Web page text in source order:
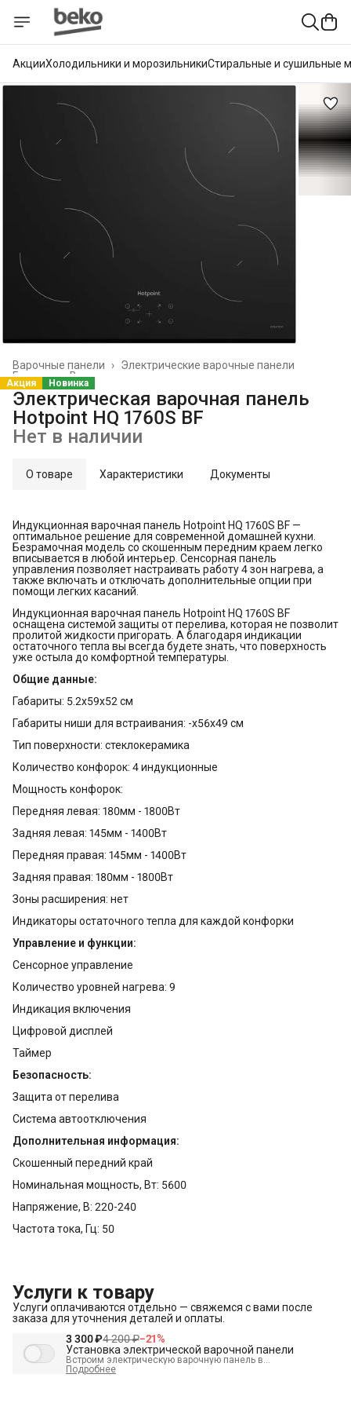
АкцииХолодильники и морозильникиСтиральные и сушильные
Электрические варочные панели
Варочные панели
›
Встраиваемая техника
Главная ›
Акция Новинка
Электрическая варочная панель
Hotpoint HQ 1760S BF
Нет в наличии
О товаре Характеристики Документы
Индукционная варочная панель Hotpoint HQ 1760S BF —
оптимальное решение для современной домашней кухни.
Безрамочная модель со скошенным передним краем легко
вписывается в любой интерьер. Сенсорная панель
управления позволяет настраивать работу 4 зон нагрева, а
также включать и отключать дополнительные опции при
помощи легких касаний.
Индукционная варочная панель Hotpoint HQ 1760S BF
оснащена системой защиты от перелива, которая не позволит
пролитой жидкости пригорать. А благодаря индикации
остаточного тепла вы всегда будете знать, что поверхность
уже остыла до комфортной температуры.
Общие данные:
Габариты: 5.2x59x52 см
Габариты ниши для встраивания: -x56x49 см
Тип поверхности: стеклокерамика
Количество конфорок: 4 индукционные
Мощность конфорок:
Передняя левая: 180мм - 1800Вт
Задняя левая: 145мм - 1400Вт
Передняя правая: 145мм - 1400Вт
Задняя правая: 180мм - 1800Вт
Зоны расширения: нет
Индикаторы остаточного тепла для каждой конфорки
Управление и функции:
Сенсорное управление
Количество уровней нагрева: 9
Индикация включения
Цифровой дисплей
Таймер
Безопасность:
Защита от перелива
Система автоотключения
Дополнительная информация:
Скошенный передний край
Номинальная мощность, Вт: 5600
Напряжение, В: 220-240
Частота тока, Гц: 50
Услуги к товару
Услуги оплачиваются отдельно — свяжемся с вами после
заказа для уточнения деталей и оплаты.
3 300 ₽4 200 ₽−21%
Установка электрической варочной панели
Встроим электрическую варочную панель в
подготовленное место и подключим к электрике.
Подробнее